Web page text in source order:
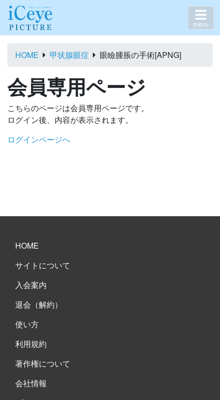
menu
HOME 甲状腺眼症 眼瞼腫脹の手術[APNG]
会員専用ページ
こちらのページは会員専用ページです。
ログイン後、内容が表示されます。
ログインページへ
HOME
サイトについて
入会案内
退会（解約）
使い方
利用規約
著作権について
会社情報